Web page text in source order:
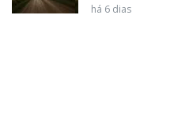
há 6 dias